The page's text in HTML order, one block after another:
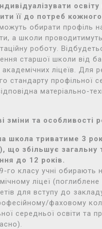
її до потреб
обирати профіль
а школи проводитимуть
роботу.
старшої школи від
ліцеїв. Для
стандарту профільної
матеріально-
зміни та особливості
школа триватиме 3
що збільшує загальну
до 12 років.
го класу учні обирають
ліцеї (поглиблене
для вступу до
фаховому
середньої освіти та